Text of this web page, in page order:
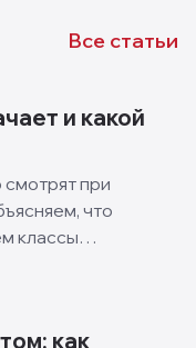
Все статьи
и какой
при
что
классы
кухни и
как